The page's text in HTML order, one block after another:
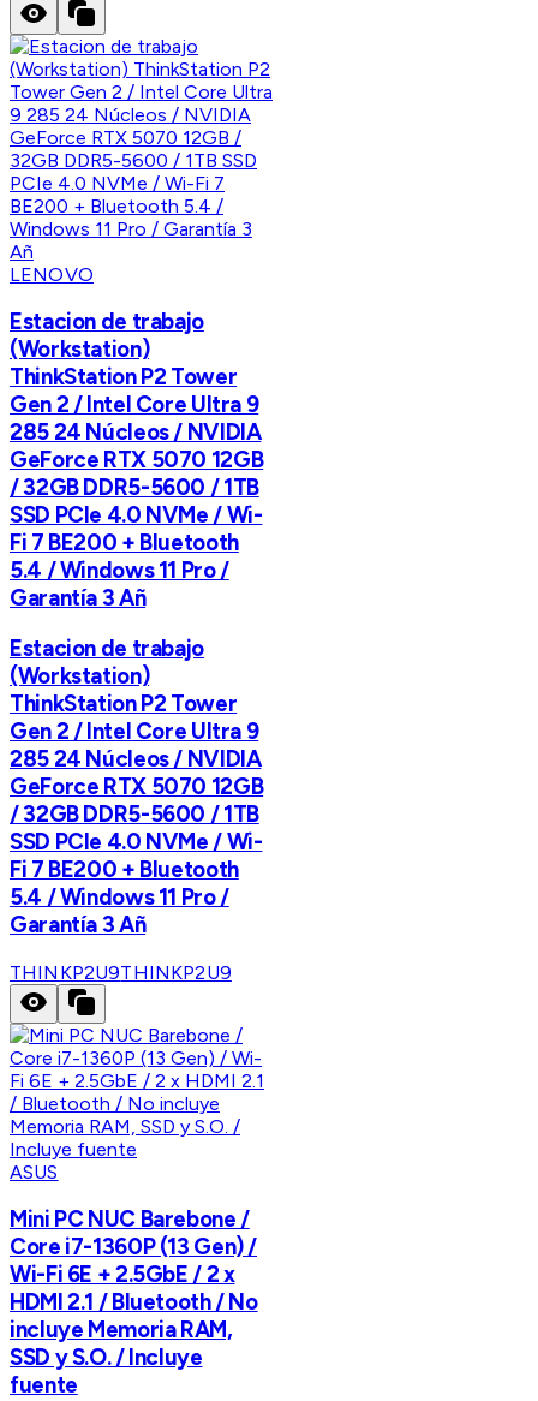
LENOVO
Estacion de trabajo
(Workstation)
ThinkStation P2 Tower
Gen 2 / Intel Core Ultra 9
285 24 Núcleos / NVIDIA
GeForce RTX 5070 12GB
/ 32GB DDR5-5600 / 1TB
SSD PCIe 4.0 NVMe / Wi-
Fi 7 BE200 + Bluetooth
5.4 / Windows 11 Pro /
Garantía 3 Añ
Estacion de trabajo
(Workstation)
ThinkStation P2 Tower
Gen 2 / Intel Core Ultra 9
285 24 Núcleos / NVIDIA
GeForce RTX 5070 12GB
/ 32GB DDR5-5600 / 1TB
SSD PCIe 4.0 NVMe / Wi-
Fi 7 BE200 + Bluetooth
5.4 / Windows 11 Pro /
Garantía 3 Añ
THINKP2U9THINKP2U9
ASUS
Mini PC NUC Barebone /
Core i7-1360P (13 Gen) /
Wi-Fi 6E + 2.5GbE / 2 x
HDMI 2.1 / Bluetooth / No
incluye Memoria RAM,
SSD y S.O. / Incluye
fuente